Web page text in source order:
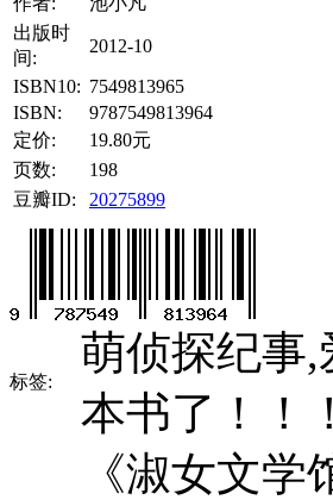
出版时
间:
2012-10
ISBN10: 7549813965
ISBN:
9787549813964
定价:
19.80元
页数:
198
豆瓣ID:
20275899
标签:
萌侦探纪事
本书了！！
《淑女文